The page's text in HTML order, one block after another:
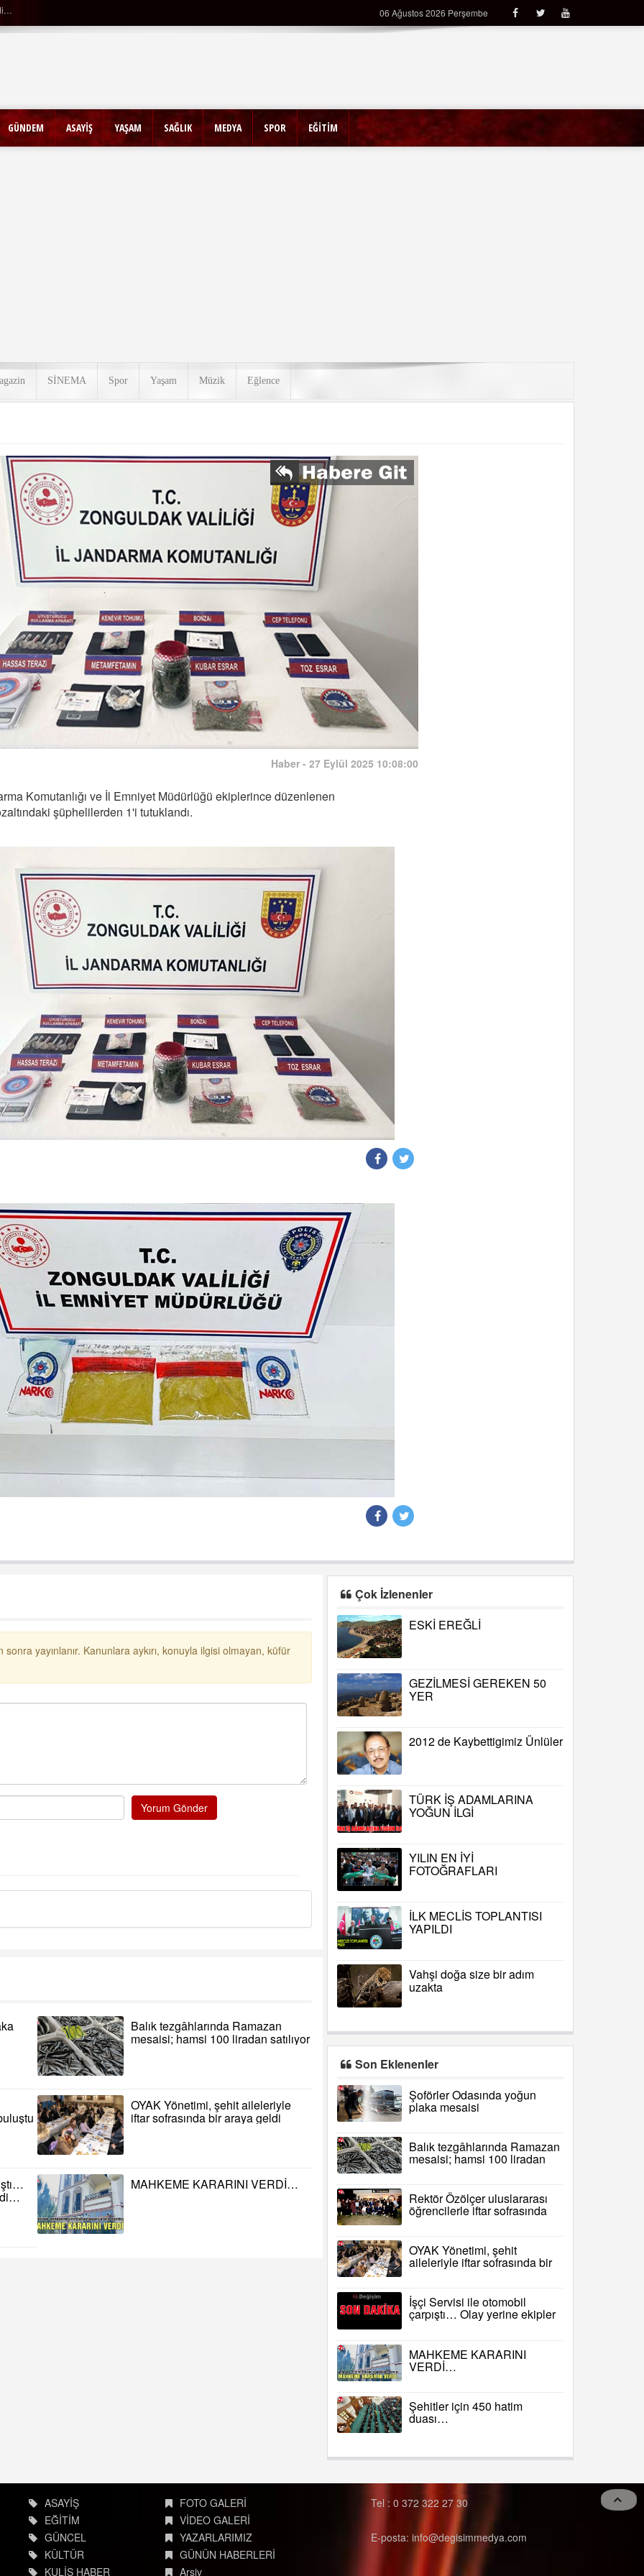
06 Ağustos 2026 Perşembe
GÜNDEM ASAYİŞ YAŞAM SAĞLIK MEDYA SPOR EĞİTİM
SİNEMA Spor Yaşam Müzik Eğlence
Haber - 27 Eylül 2025 10:08:00
Komutanlığı ve İl Emniyet Müdürlüğü ekiplerince düzenlenen
şüphelilerden 1'i tutuklandı.
yayınlanır. Kanunlara aykırı, konuyla ilgisi olmayan, küfür
Yorum Gönder
Balık tezgâhlarında Ramazan
mesaisi; hamsi 100 liradan satılıyor
OYAK Yönetimi, şehit aileleriyle
iftar sofrasında bir araya geldi
MAHKEME KARARINI VERDİ…
Çok İzlenenler
ESKİ EREĞLİ
GEZİLMESİ GEREKEN 50
YER
2012 de Kaybettigimiz Ünlüler
TÜRK İŞ ADAMLARINA
YOĞUN İLGİ
YILIN EN İYİ
FOTOĞRAFLARI
İLK MECLİS TOPLANTISI
YAPILDI
Vahşi doğa size bir adım
uzakta
Son Eklenenler
Şoförler Odasında yoğun
plaka mesaisi
Balık tezgâhlarında Ramazan
mesaisi; hamsi 100 liradan
Rektör Özölçer uluslararası
öğrencilerle iftar sofrasında
buluştu
OYAK Yönetimi, şehit
aileleriyle iftar sofrasında bir
araya geldi
İşçi Servisi ile otomobil
çarpıştı… Olay yerine ekipler
sevk edildi…
MAHKEME KARARINI
VERDİ…
Şehitler için 450 hatim
duası…
ASAYİŞ
EĞİTİM
GÜNCEL
KÜLTÜR
KULİS HABER
FOTO GALERİ
VİDEO GALERİ
YAZARLARIMIZ
GÜNÜN HABERLERİ
Arşiv
Tel : 0 372 322 27 30
E-posta: info@degisimmedya.com